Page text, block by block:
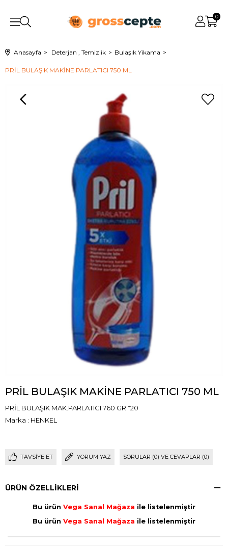
0
Anasayfa Deterjan , Temizlik Bulaşık Yikama
PRİL BULAŞIK MAKİNE PARLATICI 750 ML
PRİL BULAŞIK MAKİNE PARLATICI 750 ML
PRİL BULAŞIK MAK.PARLATICI 760 GR *20
Marka : HENKEL
TAVSIYE ET YORUM YAZ SORULAR (0) VE CEVAPLAR (0)
ÜRÜN ÖZELLIKLERI
Bu ürün Vega Sanal Mağaza ile listelenmiştir
Bu ürün Vega Sanal Mağaza ile listelenmiştir